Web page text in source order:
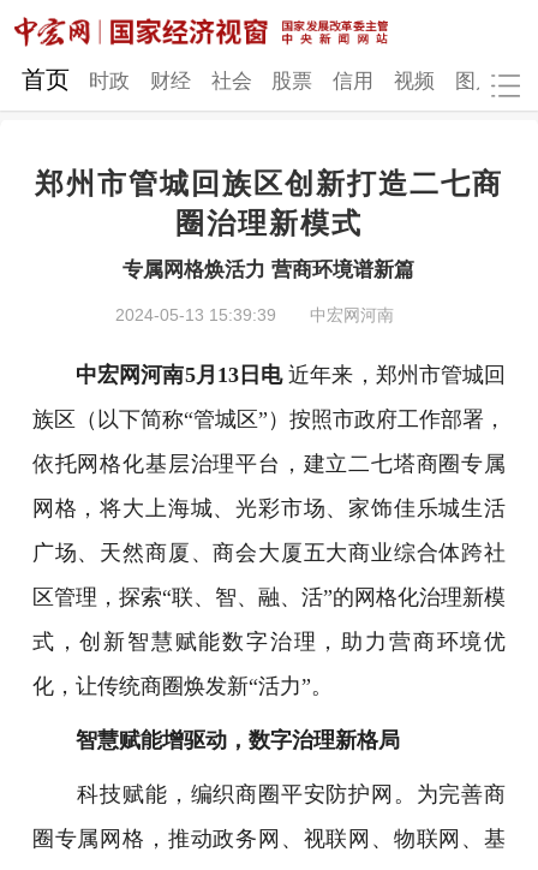
网站地图
财经 社会
视频 图片
发改动态 中宏研究 营商环境
地方发展
首页 时政 财经 社会 股票 信用 视频 图片
郑州市管城回族区创新打造二七商
圈治理新模式
专属网格焕活力 营商环境谱新篇
2024-05-13 15:39:39 中宏网河南
中宏网河南5月13日电近年来，郑州市管城回
族区（以下简称“管城区”）按照市政府工作部署，
依托网格化基层治理平台，建立二七塔商圈专属
网格，将大上海城、光彩市场、家饰佳乐城生活
广场、天然商厦、商会大厦五大商业综合体跨社
区管理，探索“联、智、融、活”的网格化治理新模
式，创新智慧赋能数字治理，助力营商环境优
化，让传统商圈焕发新“活力”。
智慧赋能增驱动，数字治理新格局
科技赋能，编织商圈平安防护网。为完善商
圈专属网格，推动政务网、视联网、物联网、基